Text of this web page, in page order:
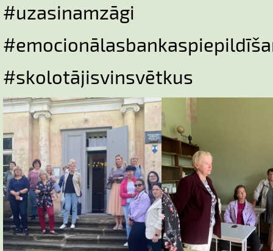
#uzasinamzāgi
#skolotājisvinsvētkus